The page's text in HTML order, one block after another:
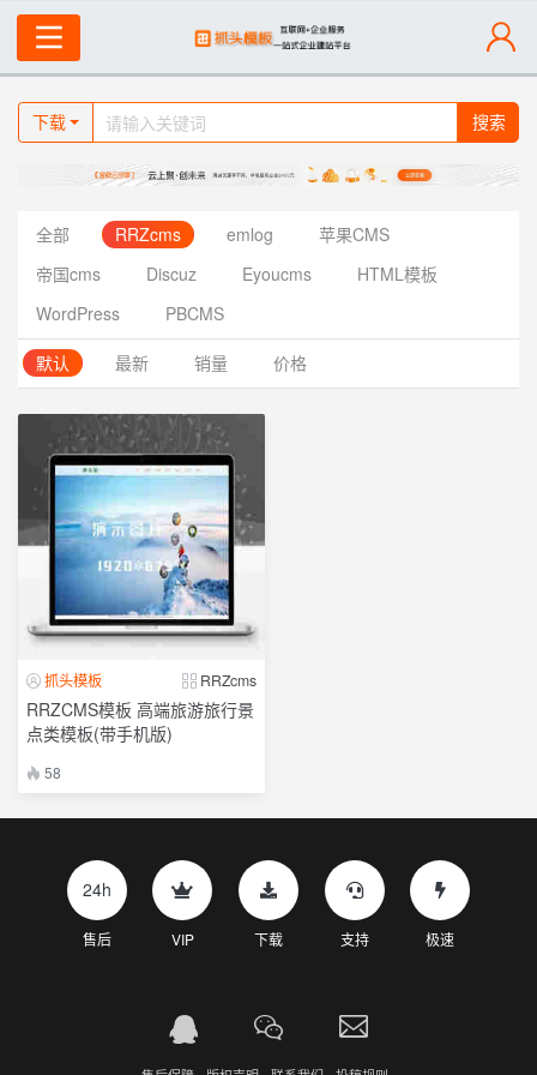
下载 搜索
全部 RRZcms emlog
苹果CMS
帝国cms
Discuz Eyoucms
HTML模板
WordPress
PBCMS
默认 最新 销量 价格
抓头模板 RRZcms
RRZCMS模板 高端旅游旅行景
点类模板(带手机版)
58
24h
售后 VIP 下载 支持 极速